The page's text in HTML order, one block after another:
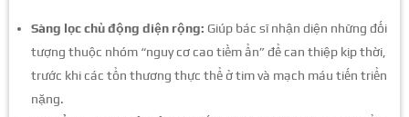
Sàng lọc chủ động diện rộng: Giúp bác sĩ nhận diện những đối
tượng thuộc nhóm “nguy cơ cao tiềm ẩn” để can thiệp kịp thời,
trước khi các tổn thương thực thể ở tim và mạch máu tiến triển
nặng.